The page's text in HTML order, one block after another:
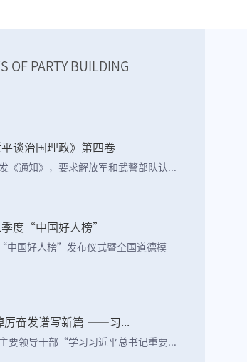
OF PARTY BUILDING
谈治国理政》第四卷
《通知》，要求解放军和武警部队认...
季度“中国好人榜”
中国好人榜”发布仪式暨全国道德模
厉奋发谱写新篇 ——习...
要领导干部“学习习近平总书记重要...